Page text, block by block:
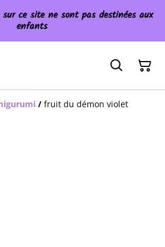
sur ce site ne sont pas destinées aux
enfants
/ fruit du démon violet